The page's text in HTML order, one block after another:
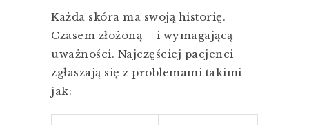
Każda skóra ma swoją historię.
Czasem złożoną – i wymagającą
uważności. Najczęściej pacjenci
zgłaszają się z problemami takimi
jak: